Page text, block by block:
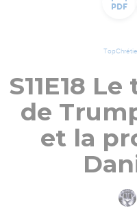
S11E18
de
et la